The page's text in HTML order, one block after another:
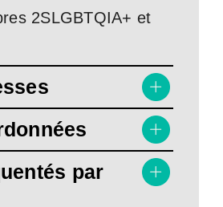
2SLGBTQIA+ et
par